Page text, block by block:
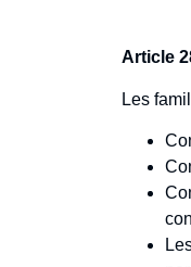
Article
Les